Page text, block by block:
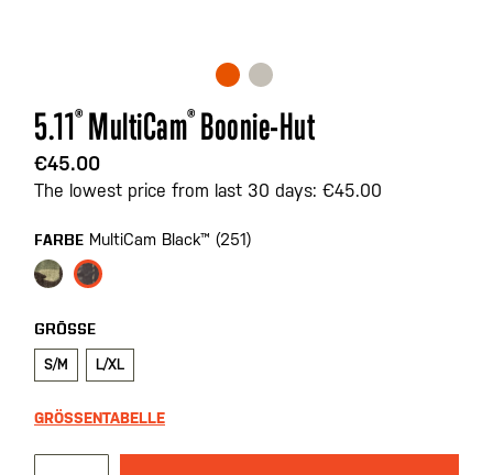
Zum
Anfang
der
Bildgalerie
5.11® MultiCam® Boonie-Hut
€45.00
The lowest price from last 30 days: €45.00
FARBE MultiCam Black™ (251)
GRÖSSE
S/M L/XL
GRÖSSENTABELLE